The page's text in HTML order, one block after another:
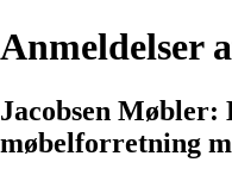
Anmeldelser
Jacobsen
møbelforretning